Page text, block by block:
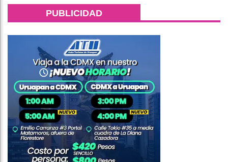
PUBLICIDAD